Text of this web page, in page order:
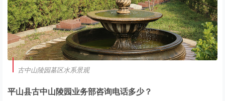
古中山陵园墓区水系景观
平山县古中山陵园业务部咨询电话多少？